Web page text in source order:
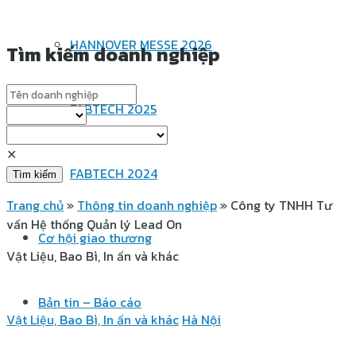
HANNOVER MESSE 2026
FABTECH 2025
FABTECH 2024
Cơ hội giao thương
Bản tin – Báo cáo
Tìm kiếm doanh nghiệp
✕
Tìm kiếm
Trang chủ» Thông tin doanh nghiệp» Công ty TNHH Tư
vấn Hệ thống Quản lý Lead On
Vật Liệu, Bao Bì, In ấn và khác
Vật Liệu, Bao Bì, In ấn và khác Hà Nội